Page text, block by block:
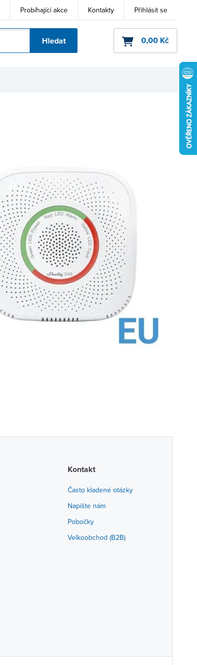
Probíhající akce Kontakty Přihlásit se
Hledat 0,00 Kč
Kontakt
Často kladené otázky
Napište nám
Pobočky
Velkoobchod (B2B)